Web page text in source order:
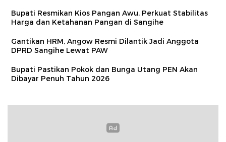
Bupati Resmikan Kios Pangan Awu, Perkuat Stabilitas
Harga dan Ketahanan Pangan di Sangihe
Gantikan HRM, Angow Resmi Dilantik Jadi Anggota
DPRD Sangihe Lewat PAW
Bupati Pastikan Pokok dan Bunga Utang PEN Akan
Dibayar Penuh Tahun 2026